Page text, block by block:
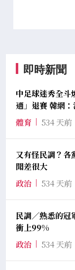
即時新聞
中足球迷秀全斗
適」退賽 韓網
體育
534 天前
又有怪民調？
聞差很大
政治
534 天前
民調／熟悉的冠
衝上99%
政治
534 天前